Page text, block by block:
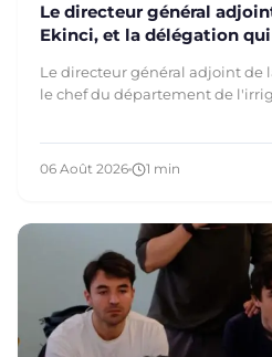
Le directeur général
Ekinci, et la délégation
Le directeur général adjoint de
le chef du département de
06 Août 2026 1 min